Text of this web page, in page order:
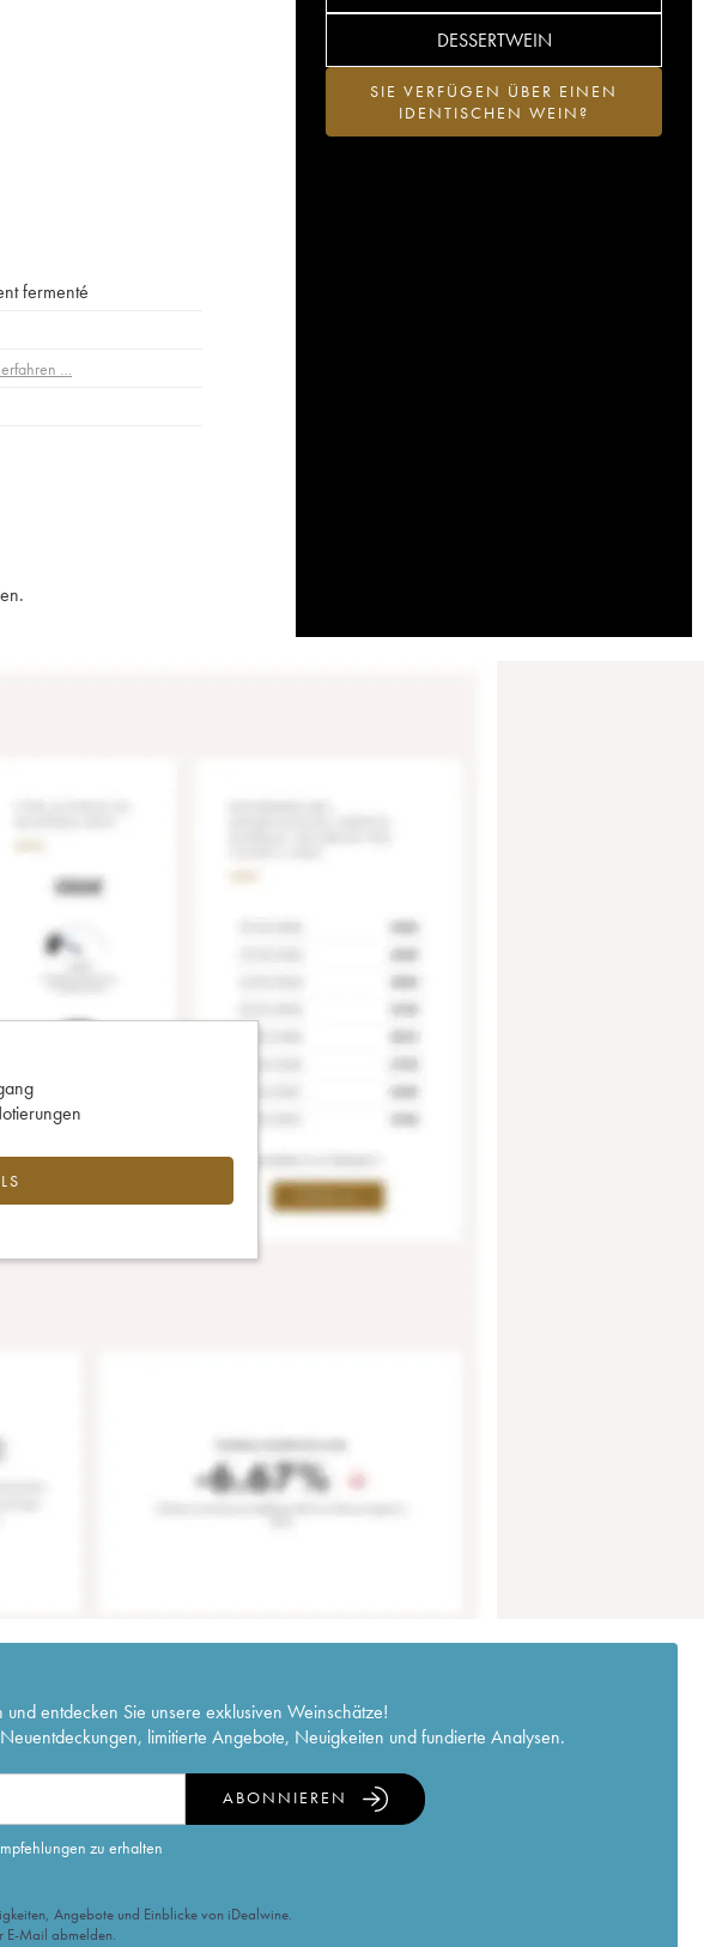
DESSERTWEIN
SIE VERFÜGEN ÜBER EINEN
IDENTISCHEN WEIN?
fermenté
…
entdecken Sie unsere exklusiven Weinschätze!
limitierte Angebote, Neuigkeiten und fundierte Analysen.
zu erhalten
ABONNIEREN
Angebote und Einblicke von iDealwine.
E-Mail abmelden.